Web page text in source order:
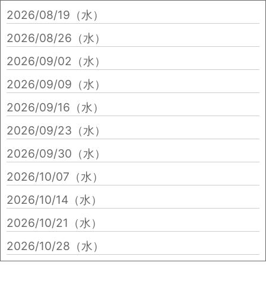
2026/08/19（水）
2026/08/26（水）
2026/09/02（水）
2026/09/09（水）
2026/09/16（水）
2026/09/23（水）
2026/09/30（水）
2026/10/07（水）
2026/10/14（水）
2026/10/21（水）
2026/10/28（水）